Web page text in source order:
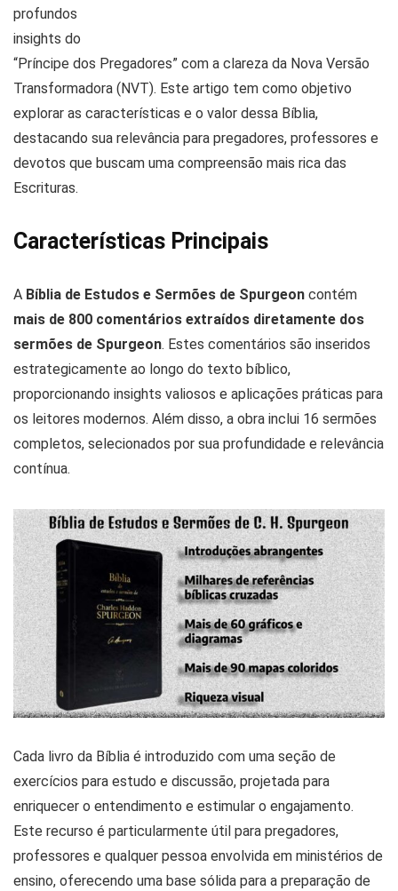
profundos
insights do
“Príncipe dos Pregadores” com a clareza da Nova Versão
Transformadora (NVT). Este artigo tem como objetivo
explorar as características e o valor dessa Bíblia,
destacando sua relevância para pregadores, professores e
devotos que buscam uma compreensão mais rica das
Escrituras.
Características Principais
A Bíblia de Estudos e Sermões de Spurgeon contém
mais de 800 comentários extraídos diretamente dos
sermões de Spurgeon. Estes comentários são inseridos
estrategicamente ao longo do texto bíblico,
proporcionando insights valiosos e aplicações práticas para
os leitores modernos. Além disso, a obra inclui 16 sermões
completos, selecionados por sua profundidade e relevância
contínua.
Cada livro da Bíblia é introduzido com uma seção de
exercícios para estudo e discussão, projetada para
enriquecer o entendimento e estimular o engajamento.
Este recurso é particularmente útil para pregadores,
professores e qualquer pessoa envolvida em ministérios de
ensino, oferecendo uma base sólida para a preparação de